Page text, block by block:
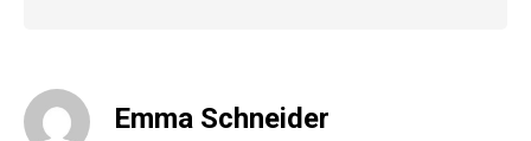
Emma Schneider